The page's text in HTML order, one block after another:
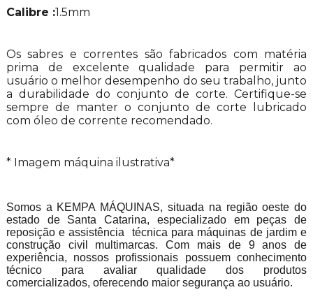
Calibre :1.5mm
Os sabres e correntes são fabricados com matéria
prima de excelente qualidade para permitir ao
usuário o melhor desempenho do seu trabalho, junto
a durabilidade do conjunto de corte. Certifique-se
sempre de manter o conjunto de corte lubricado
com óleo de corrente recomendado.
* Imagem máquina ilustrativa*
Somos a KEMPA MÁQUINAS, situada na região oeste do
estado de Santa Catarina, especializado em peças de
reposição e assistência técnica para máquinas de jardim e
construção civil multimarcas. Com mais de 9 anos de
experiência, nossos profissionais possuem conhecimento
técnico para avaliar qualidade dos produtos
comercializados, oferecendo maior segurança ao usuário.